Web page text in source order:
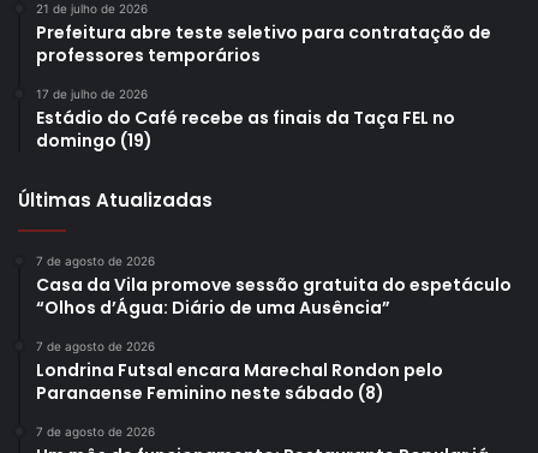
21 de julho de 2026
Prefeitura abre teste seletivo para contratação de
professores temporários
17 de julho de 2026
Estádio do Café recebe as finais da Taça FEL no
domingo (19)
Últimas Atualizadas
7 de agosto de 2026
Casa da Vila promove sessão gratuita do espetáculo
“Olhos d’Água: Diário de uma Ausência”
7 de agosto de 2026
Londrina Futsal encara Marechal Rondon pelo
Paranaense Feminino neste sábado (8)
7 de agosto de 2026